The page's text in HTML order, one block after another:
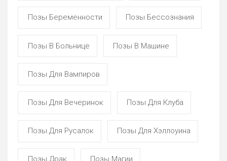
Позы Беременности Позы Бессознания
Позы В Больнице Позы В Машине
Позы Для Вампиров
Позы Для Вечеринок Позы Для Клуба
Позы Для Русалок Позы Для Хэллоуина
Позы Драк Позы Магии